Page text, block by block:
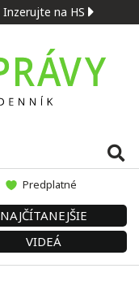
Inzerujte na HS
Predplatné
NAJČÍTANEJŠIE
VIDEÁ